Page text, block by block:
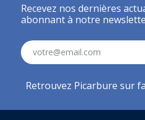
Recevez nos dernières
abonnant à notre
votre@email.com
Retrouvez Picarbure sur